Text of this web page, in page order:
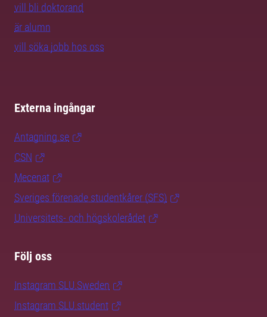
vill bli doktorand
är alumn
vill söka jobb hos oss
Externa ingångar
Antagning.se
CSN
Mecenat
Sveriges förenade studentkårer (SFS)
Universitets- och högskolerådet
Följ oss
Instagram SLU.Sweden
Instagram SLU.student